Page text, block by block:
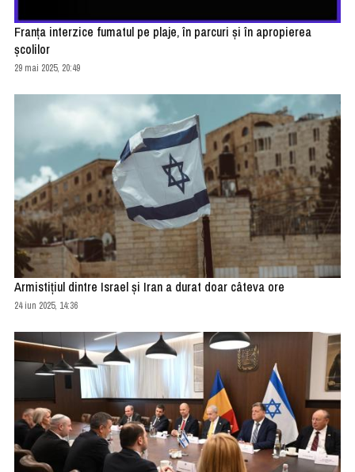
Franţa interzice fumatul pe plaje, în parcuri şi în apropierea
şcolilor
29 mai 2025, 20:49
Armistiţiul dintre Israel şi Iran a durat doar câteva ore
24 iun 2025, 14:36